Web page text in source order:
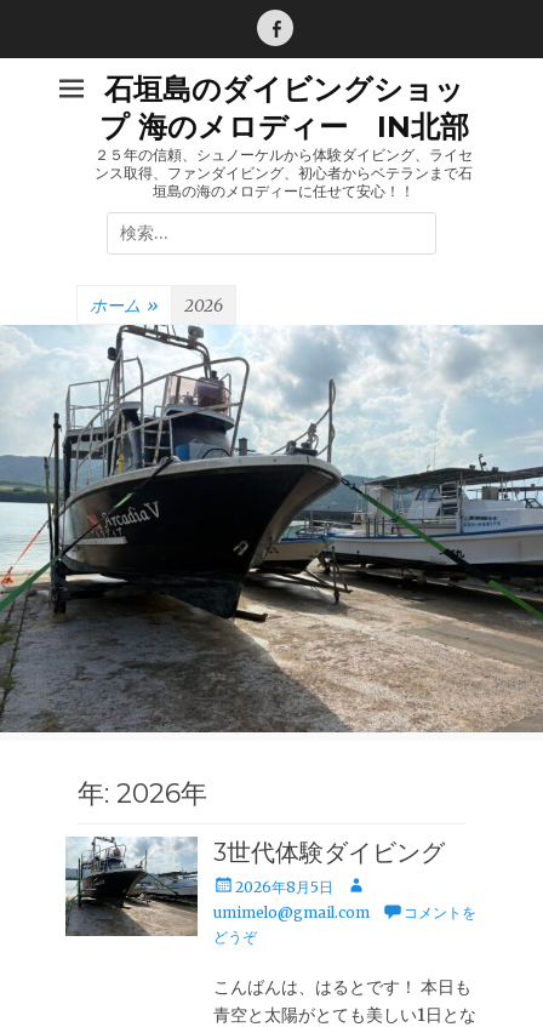
Facebook
石垣島のダイビングショッ
プ 海のメロディー IN北部
２５年の信頼、シュノーケルから体験ダイビング、ライセ
ンス取得、ファンダイビング、初心者からベテランまで石
垣島の海のメロディーに任せて安心！！
検
索:
ホーム » 2026
年: 2026年
3世代体験ダイビング
投
稿
日
2026年8月5日
投
稿
umimelo@gmail.com
コメントを
どうぞ
こんばんは、はるとです！ 本日も
青空と太陽がとても美しい1日とな